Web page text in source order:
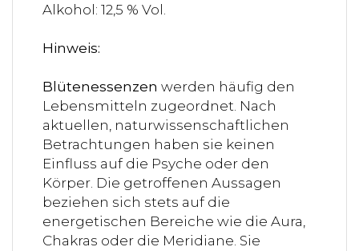
Alkohol: 12,5 % Vol.
Hinweis:
Blütenessenzen werden häufig den
Lebensmitteln zugeordnet. Nach
aktuellen, naturwissenschaftlichen
Betrachtungen haben sie keinen
Einfluss auf die Psyche oder den
Körper. Die getroffenen Aussagen
beziehen sich stets auf die
energetischen Bereiche wie die Aura,
Chakras oder die Meridiane. Sie